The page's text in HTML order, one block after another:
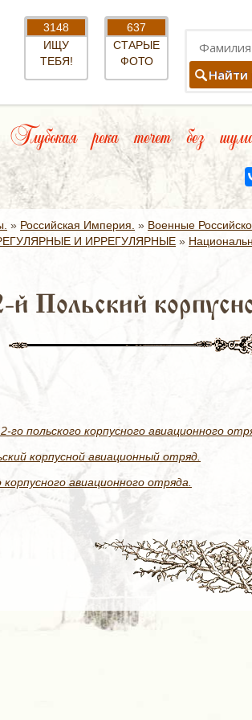
3148
ИЩУ
ТЕБЯ!
637
СТАРЫЕ
ФОТО
Найти
Глубокая река течет без
» Российская Империя. » Военные
И ИРРЕГУЛЯРНЫЕ »
й Польский
польского корпусного авиационного
корпусной авиационный отряд.
авиационного отряда.